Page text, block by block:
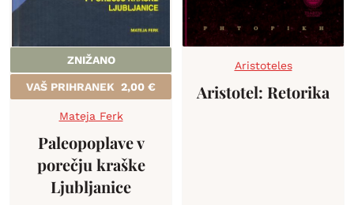
ZNIŽANO
VAŠ PRIHRANEK 2,00 €
Mateja Ferk
Paleopoplave v
porečju kraške
Ljubljanice
Aristoteles
Aristotel: Retorika